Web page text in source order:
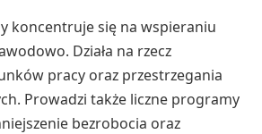
koncentruje się na wspieraniu
Działa na rzecz
pracy oraz przestrzegania
Prowadzi także liczne programy
bezrobocia oraz